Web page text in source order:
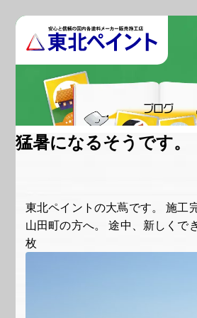
ブログ
猛暑になるそうです。
東北ペイントの大蔦です。 施工
山田町の方へ。 途中、新しくで
枚